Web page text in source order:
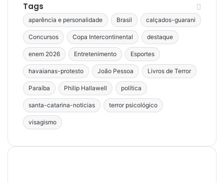
Tags
aparência e personalidade Brasil calçados-guarani
Concursos Copa Intercontinental destaque
enem 2026 Entretenimento Esportes
havaianas-protesto João Pessoa Livros de Terror
Paraíba Philip Hallawell política
santa-catarina-noticias terror psicológico
visagismo